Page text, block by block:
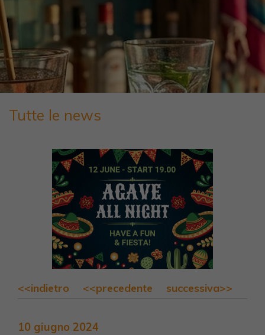
Tutte le news
<<indietro <<precedente successiva>>
10 giugno 2024